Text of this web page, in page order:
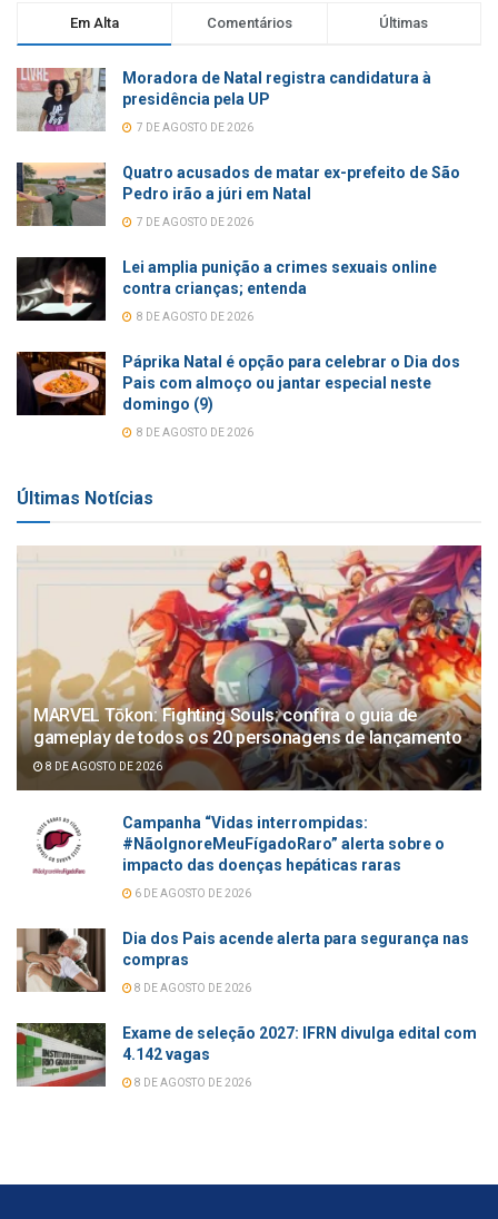
Em Alta Comentários Últimas
Moradora de Natal registra candidatura à
presidência pela UP
7 DE AGOSTO DE 2026
Quatro acusados de matar ex-prefeito de São
Pedro irão a júri em Natal
7 DE AGOSTO DE 2026
Lei amplia punição a crimes sexuais online
contra crianças; entenda
8 DE AGOSTO DE 2026
Páprika Natal é opção para celebrar o Dia dos
Pais com almoço ou jantar especial neste
domingo (9)
8 DE AGOSTO DE 2026
Últimas Notícias
MARVEL Tōkon: Fighting Souls: confira o guia de
gameplay de todos os 20 personagens de lançamento
8 DE AGOSTO DE 2026
Campanha “Vidas interrompidas:
#NãoIgnoreMeuFígadoRaro” alerta sobre o
impacto das doenças hepáticas raras
6 DE AGOSTO DE 2026
Dia dos Pais acende alerta para segurança nas
compras
8 DE AGOSTO DE 2026
Exame de seleção 2027: IFRN divulga edital com
4.142 vagas
8 DE AGOSTO DE 2026